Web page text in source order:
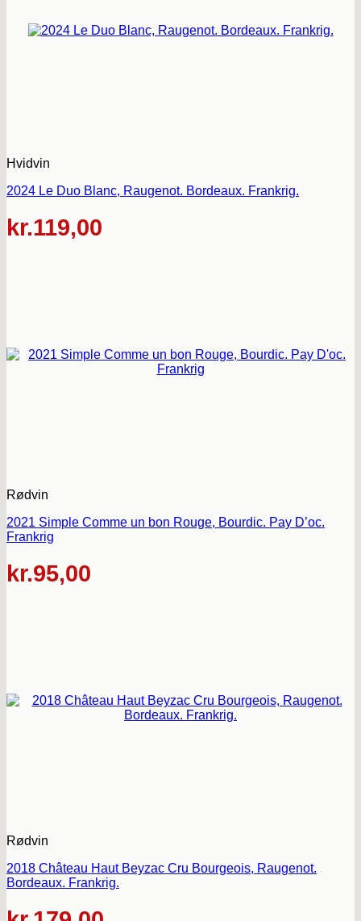
Hvidvin
2024 Le Duo Blanc, Raugenot. Bordeaux. Frankrig.
kr.119,00
Rødvin
2021 Simple Comme un bon Rouge, Bourdic. Pay D’oc.
Frankrig
kr.95,00
Rødvin
2018 Château Haut Beyzac Cru Bourgeois, Raugenot.
Bordeaux. Frankrig.